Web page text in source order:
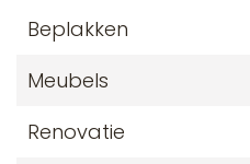
Beplakken
Meubels
Renovatie